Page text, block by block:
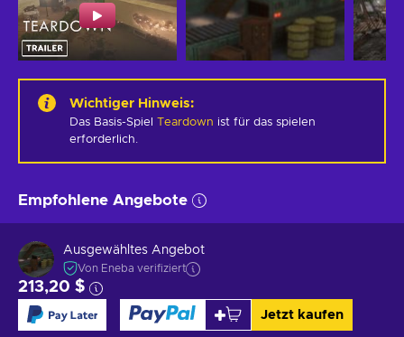
Wichtiger Hinweis:
Das Basis-Spiel Teardown ist für das spielen
erforderlich.
Empfohlene Angebote
Ausgewähltes Angebot
Von Eneba verifiziert
213,20 $
Jetzt kaufen